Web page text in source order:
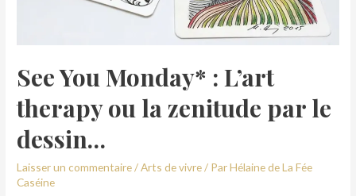
See You Monday* : L’art
therapy ou la zenitude par le
dessin…
Laisser un commentaire/Arts de vivre/ ParHélaine de La Fée
Caséine